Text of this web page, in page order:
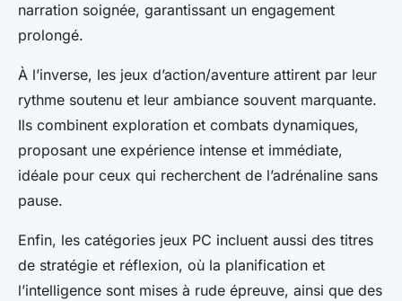
narration soignée, garantissant un engagement
prolongé.
À l’inverse, les jeux d’action/aventure attirent par leur
rythme soutenu et leur ambiance souvent marquante.
Ils combinent exploration et combats dynamiques,
proposant une expérience intense et immédiate,
idéale pour ceux qui recherchent de l’adrénaline sans
pause.
Enfin, les catégories jeux PC incluent aussi des titres
de stratégie et réflexion, où la planification et
l’intelligence sont mises à rude épreuve, ainsi que des